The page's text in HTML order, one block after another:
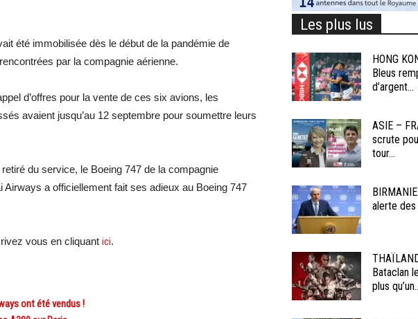
été immobilisée dès le début de la pandémie de
par la compagnie aérienne.
d’offres pour la vente de ces six avions, les
avaient jusqu’au 12 septembre pour soumettre leurs
du service, le Boeing 747 de la compagnie
a officiellement fait ses adieux au Boeing 747
vous en cliquant ici.
ont été vendus !
Les plus lus
HONG
Bleus
d’argent...
ASIE –
scrute
tour...
alerte des
Bataclan
plus